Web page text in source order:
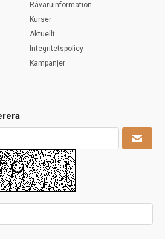
Råvaruinformation
Kurser
Aktuellt
Integritetspolicy
Kampanjer